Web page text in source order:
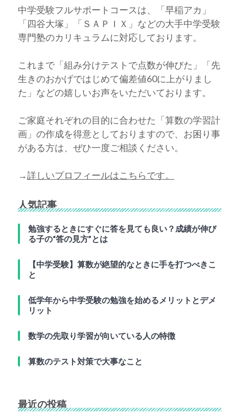
中学受験フルサポートコースは、「早稲アカ」
「四谷大塚」「ＳＡＰＩＸ」などの大手中学受験
専門塾のカリキュラムに対応しております。
これまで「組み分けテストで点数が伸びた」「先
生きのおかげではじめて偏差値60に上がりまし
た」などの嬉しいお声をいただいております。
ご家庭それぞれの目的に合わせた「算数の学習計
画」の作成を得意としておりますので、お困り事
がある方は、ぜひ一度ご相談ください。
→詳しいプロフィールはこちらです。
人気記事
勉強するときにすぐに答を見ても良い？成績が伸び
る子の“答の見方”とは
【中学受験】算数が絶望的なときに手を打つべきこ
と
低学年から中学受験の勉強を始めるメリットとデメ
リット
数学の先取り学習が向いている人の特徴
算数のテスト対策で大事なこと
最近の投稿